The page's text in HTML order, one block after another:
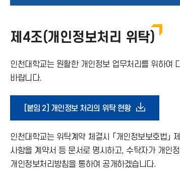
제4조(개인정보처리 위탁)
인천대학교는 원활한 개인정보 업무처리를 위하여
바랍니다.
[붙임 2] 개인정보 처리의 위탁 현황다
운
로
인천대학교는 위탁계약 체결시 「개인정보보호법
사항을 계약서 등 문서로 명시하고, 수탁자가 개인
개인정보처리방침을 통하여 공개하겠습니다.